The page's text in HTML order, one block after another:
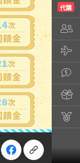
代購
機車用品